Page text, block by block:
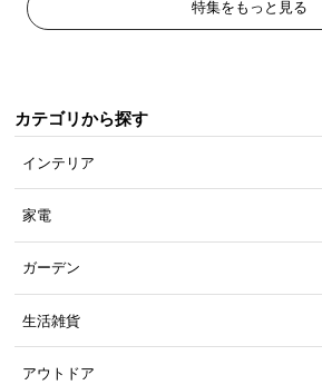
※単位は「センチメートル」になり
特集をもっと見る
カテゴリから探す
インテリア
家電
ガーデン
生活雑貨
アウトドア